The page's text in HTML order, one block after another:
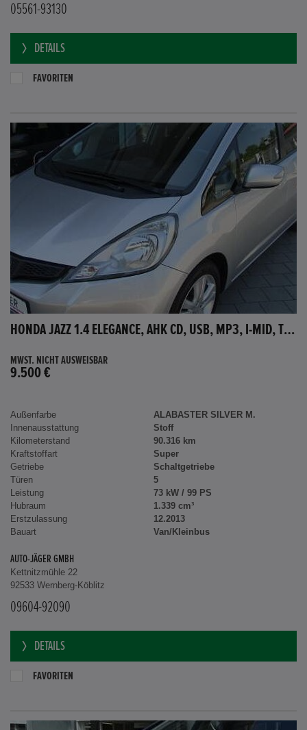
05561-93130
DETAILS
FAVORITEN
HONDA JAZZ 1.4 ELEGANCE, AHK CD, USB, MP3, I-MID, TEMPOMAT, AUX-IN
MWST. NICHT AUSWEISBAR
9.500 €
Außenfarbe
ALABASTER SILVER M.
Innenausstattung
Stoff
Kilometerstand
90.316 km
Kraftstoffart
Super
Getriebe
Schaltgetriebe
Türen
5
Leistung
73 kW / 99 PS
Hubraum
1.339 cm³
Erstzulassung
12.2013
Bauart
Van/Kleinbus
AUTO-JÄGER GMBH
Kettnitzmühle 22
92533 Wernberg-Köblitz
09604-92090
DETAILS
FAVORITEN